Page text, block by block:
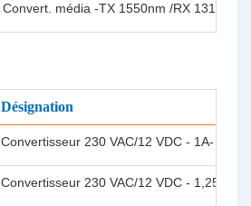
Convert. média -TX 1550nm /RX 1310nm
Désignation
Convertisseur 230 VAC/12 VDC - 1A- 12W
Convertisseur 230 VAC/12 VDC - 1,25A -